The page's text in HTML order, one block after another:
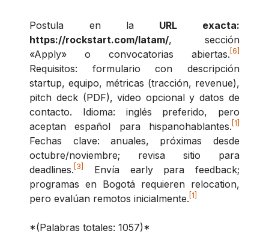
Postula en la URL exacta:
https://rockstart.com/latam/, sección
«Apply» o convocatorias abiertas. [6]
Requisitos: formulario con descripción
startup, equipo, métricas (tracción, revenue),
pitch deck (PDF), video opcional y datos de
contacto. Idioma: inglés preferido, pero
aceptan español para hispanohablantes. [1]
Fechas clave: anuales, próximas desde
octubre/noviembre; revisa sitio para
deadlines. [3]
Envía early para feedback;
programas en Bogotá requieren relocation,
pero evalúan remotos inicialmente. [1]
*(Palabras totales: 1057)*